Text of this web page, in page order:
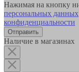
Нажимая на кнопку
персональных данных
конфиденциальности
Наличие в магазинах